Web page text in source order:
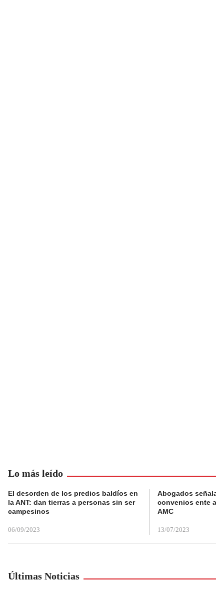
Lo más leído
El desorden de los predios baldíos en
la ANT: dan tierras a personas sin ser
campesinos
06/09/2023
Abogados
convenios ente
AMC
13/07/2023
Últimas Noticias